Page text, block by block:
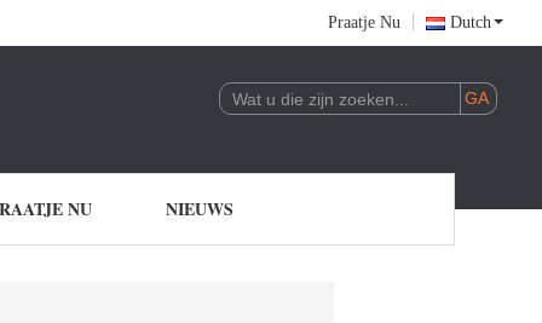
Praatje Nu Dutch
NU NIEUWS